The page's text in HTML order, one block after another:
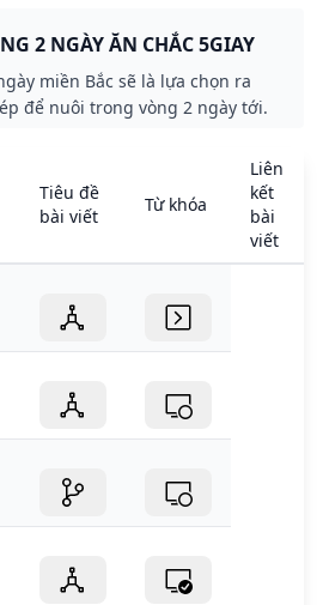
NUÔI LÔ KÉP KHUNG 2 NGÀY ĂN CHẮC 5GIAY
miền Bắc sẽ là lựa chọn ra
để nuôi trong vòng 2 ngày tới.
trung bình xuất hiện...
Tiêu đề
bài viết
Từ khóa
Liên
kết
bài
viết